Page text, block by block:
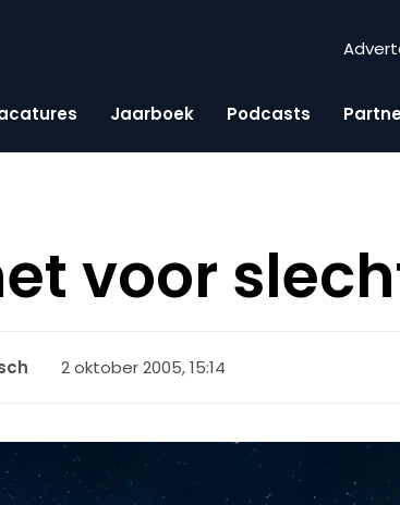
Jaarboek Podcasts
voor
2 oktober 2005, 15:14